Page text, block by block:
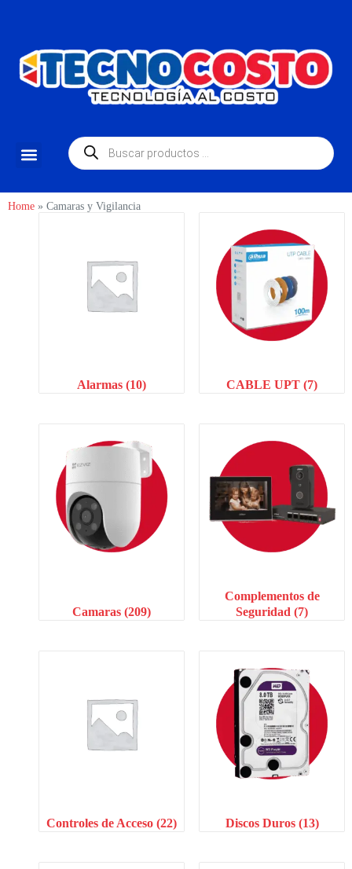
Home » Camaras y Vigilancia
Alarmas (10) CABLE UPT (7)
Camaras (209)
Complementos de
Seguridad (7)
Controles de Acceso (22) Discos Duros (13)